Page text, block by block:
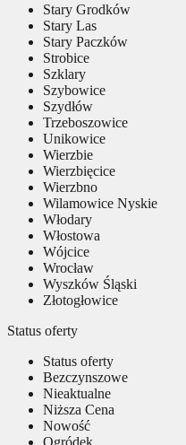
Stary Grodków
Stary Las
Stary Paczków
Strobice
Szklary
Szybowice
Szydłów
Trzeboszowice
Unikowice
Wierzbie
Wierzbięcice
Wierzbno
Wilamowice Nyskie
Włodary
Włostowa
Wójcice
Wrocław
Wyszków Śląski
Złotogłowice
Status oferty
Status oferty
Bezczynszowe
Nieaktualne
Niższa Cena
Nowość
Ogródek